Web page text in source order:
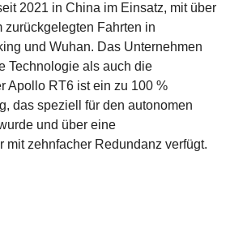
2021 in China im Einsatz, mit über
zurückgelegten Fahrten in
und Wuhan. Das Unternehmen
Technologie als auch die
Apollo RT6 ist ein zu 100 %
das speziell für den autonomen
und über eine
mit zehnfacher Redundanz verfügt.